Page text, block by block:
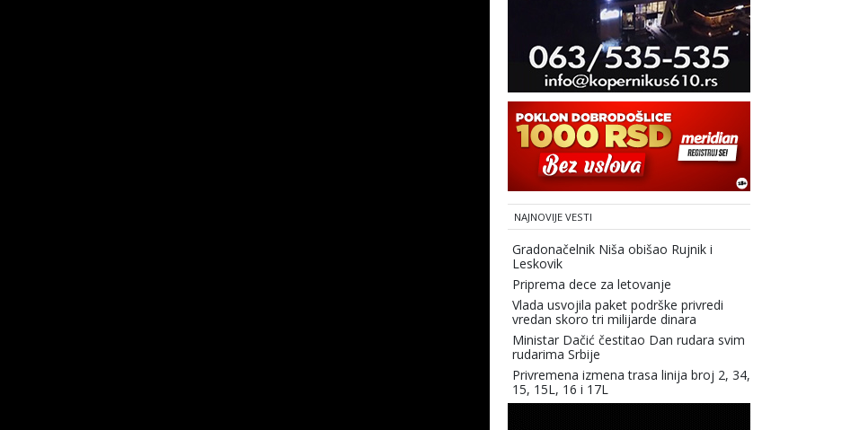
NAJNOVIJE VESTI
Gradonačelnik Niša obišao Rujnik i
Leskovik
Priprema dece za letovanje
Vlada usvojila paket podrške privredi
vredan skoro tri milijarde dinara
Ministar Dačić čestitao Dan rudara svim
rudarima Srbije
Privremena izmena trasa linija broj 2, 34,
15, 15L, 16 i 17L